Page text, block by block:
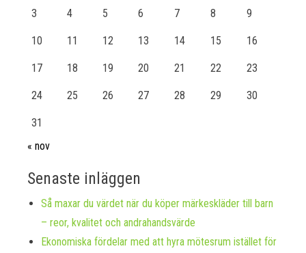
3 4 5 6 7 8 9
10 11 12 13 14 15 16
17 18 19 20 21 22 23
24 25 26 27 28 29 30
31
« nov
Senaste inläggen
Så maxar du värdet när du köper märkeskläder till barn
– reor, kvalitet och andrahandsvärde
Ekonomiska fördelar med att hyra mötesrum istället för